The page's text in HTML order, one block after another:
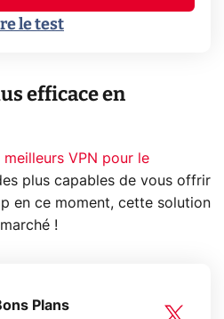
le test
efficace en
meilleurs VPN pour le
plus capables de vous offrir
en ce moment, cette solution
!
Plans